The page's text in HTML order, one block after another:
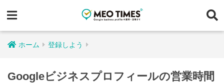
ホーム 登録しよう
Googleビジネスプロフィールの営業時間